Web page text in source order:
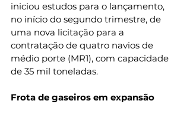
iniciou estudos para o lançamento,
no início do segundo trimestre, de
uma nova licitação para a
contratação de quatro navios de
médio porte (MR1), com capacidade
de 35 mil toneladas.
Frota de gaseiros em expansão